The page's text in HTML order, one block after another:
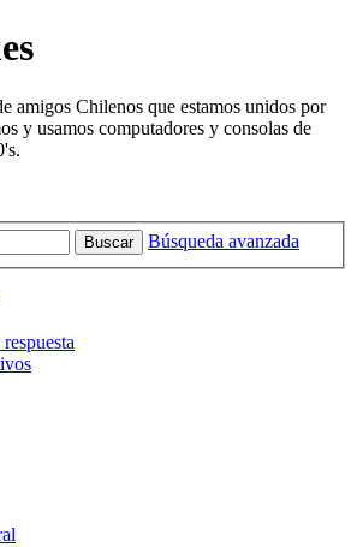
amigos Chilenos que estamos unidos por
y usamos computadores y consolas de
Buscar Búsqueda avanzada